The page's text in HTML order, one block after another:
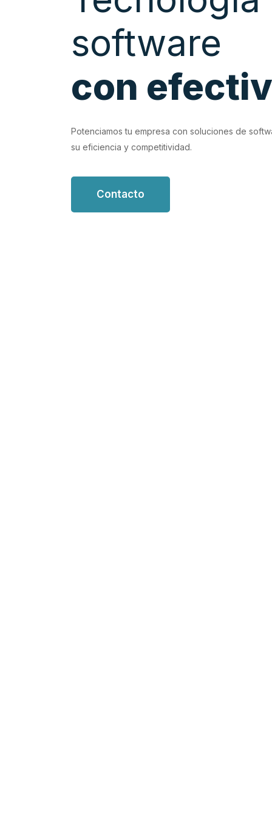
software
con
Potenciamos tu empresa con soluciones de
su eficiencia y competitividad.
Contacto
de software personalizadas que